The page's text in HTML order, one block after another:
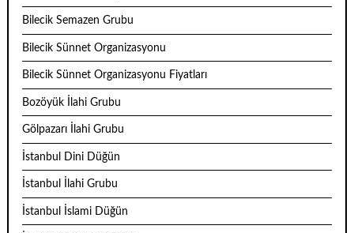
Bilecik Semazen Grubu
Bilecik Sünnet Organizasyonu
Bilecik Sünnet Organizasyonu Fiyatları
Bozöyük İlahi Grubu
Gölpazarı İlahi Grubu
İstanbul Dini Düğün
İstanbul İlahi Grubu
İstanbul İslami Düğün